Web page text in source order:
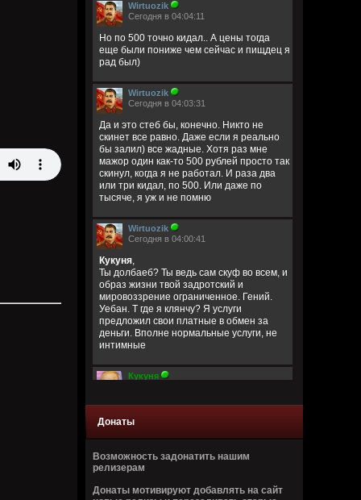
Wirtuozik
Сегодня в 04:04:11
Но по 500 точно кидал.. А цены тогда
еще были пониже чем сейчас и пищдец я
рад был)
Wirtuozik
Сегодня в 04:03:31
Да и это стеб бы, конечно. Никто не
скинет все равно. Даже если я реально
бы залил) все жадные. Хотя раз мне
мажор один как-то 500 рублей просто так
скинул, когда я не работал. И раза два
или три кидал, по 500. Или даже по
тысяче, я уж и не помню
Wirtuozik
Сегодня в 04:00:41
Кукуня,
Ты долбаеб? Ты ведь сам скуф во всем, и
образ жизни твой задротский и
мировоззрение ограниченное. Гений.
Уебан. Т где я клянчу? Я услуги
предложил свои платные в обмен за
деньги. Вполне нормальные услуги, не
интимные
Кукуня
Эта жирная скуфомразосвинья
продолжает деньги клянчить, пиздец
Wirtuozik
Донаты
Возможность задонатить нашим
релизерам
Донаты мотивируют добавлять на сайт